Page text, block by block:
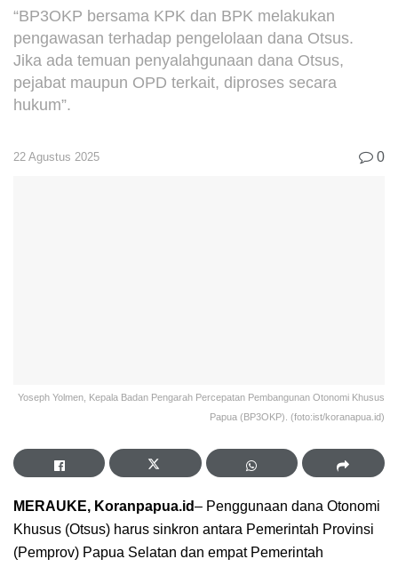
“BP3OKP bersama KPK dan BPK melakukan
pengawasan terhadap pengelolaan dana Otsus.
Jika ada temuan penyalahgunaan dana Otsus,
pejabat maupun OPD terkait, diproses secara
hukum”.
22 Agustus 2025 0
Yoseph Yolmen, Kepala Badan Pengarah Percepatan Pembangunan Otonomi Khusus
Papua (BP3OKP). (foto:ist/koranapua.id)
MERAUKE, Koranpapua.id– Penggunaan dana Otonomi
Khusus (Otsus) harus sinkron antara Pemerintah Provinsi
(Pemprov) Papua Selatan dan empat Pemerintah